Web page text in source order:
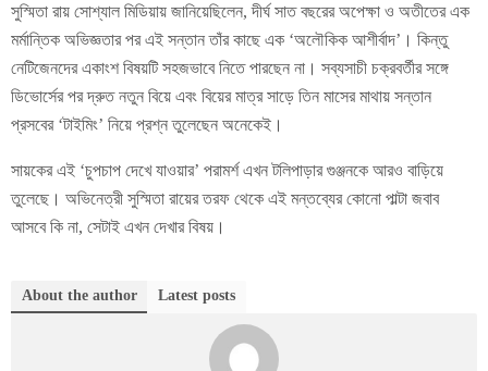
সুস্মিতা রায় সোশ্যাল মিডিয়ায় জানিয়েছিলেন, দীর্ঘ সাত বছরের অপেক্ষা ও অতীতের এক
মর্মান্তিক অভিজ্ঞতার পর এই সন্তান তাঁর কাছে এক ‘অলৌকিক আশীর্বাদ’। কিন্তু
নেটিজেনদের একাংশ বিষয়টি সহজভাবে নিতে পারছেন না। সব্যসাচী চক্রবর্তীর সঙ্গে
ডিভোর্সের পর দ্রুত নতুন বিয়ে এবং বিয়ের মাত্র সাড়ে তিন মাসের মাথায় সন্তান
প্রসবের ‘টাইমিং’ নিয়ে প্রশ্ন তুলেছেন অনেকেই।
সায়কের এই ‘চুপচাপ দেখে যাওয়ার’ পরামর্শ এখন টলিপাড়ার গুঞ্জনকে আরও বাড়িয়ে
তুলেছে। অভিনেত্রী সুস্মিতা রায়ের তরফ থেকে এই মন্তব্যের কোনো পাল্টা জবাব
আসবে কি না, সেটাই এখন দেখার বিষয়।
About the author Latest posts